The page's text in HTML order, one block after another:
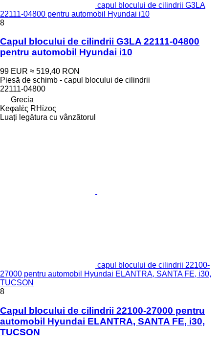
capul blocului de cilindrii G3LA
22111-04800 pentru automobil Hyundai i10
8
Capul blocului de cilindrii G3LA 22111-04800
pentru automobil Hyundai i10
99 EUR ≈ 519,40 RON
Piesă de schimb - capul blocului de cilindrii
22111-04800
Grecia
Keφalές RHίzoς
Luați legătura cu vânzătorul
capul blocului de cilindrii 22100-
27000 pentru automobil Hyundai ELANTRA, SANTA FE, i30,
TUCSON
8
Capul blocului de cilindrii 22100-27000 pentru
automobil Hyundai ELANTRA, SANTA FE, i30,
TUCSON